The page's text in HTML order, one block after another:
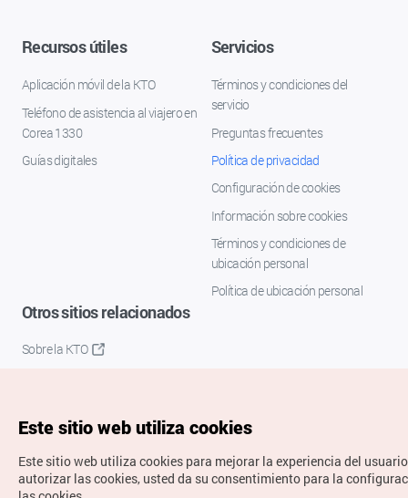
Recursos útiles
Aplicación móvil de la KTO
Teléfono de asistencia al viajero en
Corea 1330
Guías digitales
Servicios
Términos y condiciones del
servicio
Preguntas frecuentes
Política de privacidad
Configuración de cookies
Información sobre cookies
Términos y condiciones de
ubicación personal
Política de ubicación personal
Otros sitios relacionados
Sobre la KTO
Este sitio web utiliza cookies
Este sitio web utiliza cookies para mejorar la experiencia del
autorizar las cookies, usted da su consentimiento para la